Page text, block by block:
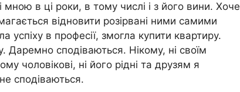
в ці роки, в тому числі і з його вини. Хоче
відновити розірвані ними самими
успіху в професії, змогла купити квартиру.
Даремно сподіваються. Нікому, ні своїм
чоловікові, ні його рідні та друзям я
сподіваються.